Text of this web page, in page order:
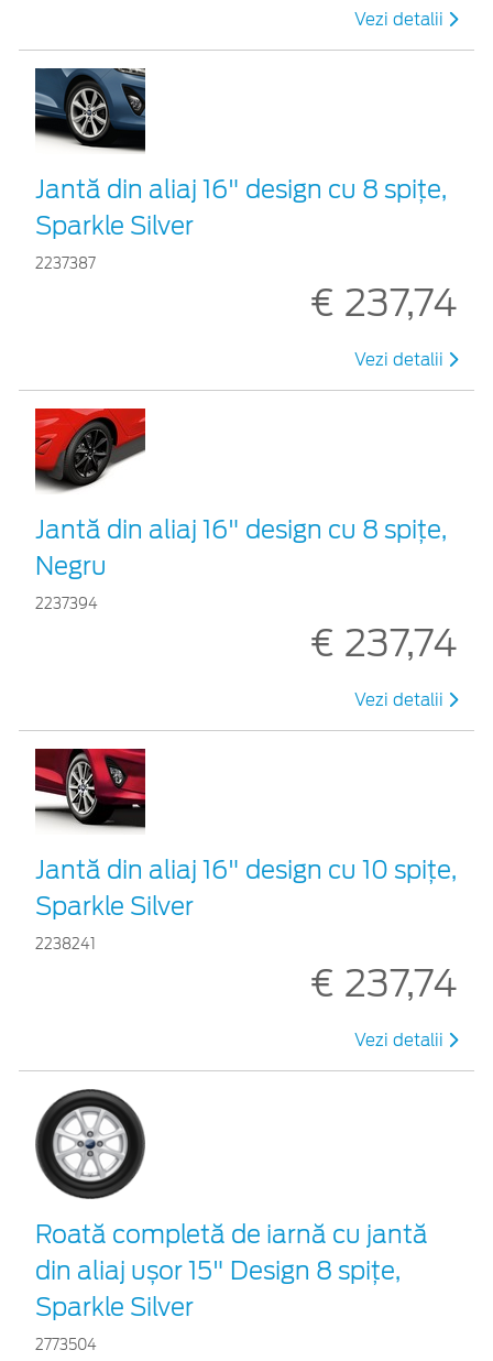
Vezi detalii
Jantă din aliaj 16" design cu 8 spițe,
Sparkle Silver
2237387
€ 237,74
Vezi detalii
Jantă din aliaj 16" design cu 8 spițe,
Negru
2237394
€ 237,74
Vezi detalii
Jantă din aliaj 16" design cu 10 spițe,
Sparkle Silver
2238241
€ 237,74
Vezi detalii
Roată completă de iarnă cu jantă
din aliaj ușor 15" Design 8 spițe,
Sparkle Silver
2773504